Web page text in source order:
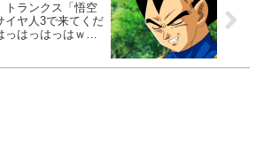
トランクス「悟空
イヤ人3で来てくだ
っはっはっはｗｗ